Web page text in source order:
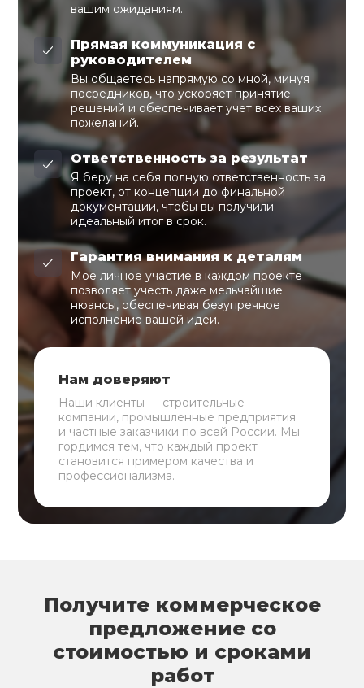
вашим ожиданиям.
Прямая коммуникация с
руководителем
Вы общаетесь напрямую со мной, минуя
посредников, что ускоряет принятие
решений и обеспечивает учет всех ваших
пожеланий.
Ответственность за результат
Я беру на себя полную ответственность за
проект, от концепции до финальной
документации, чтобы вы получили
идеальный итог в срок.
Гарантия внимания к деталям
Мое личное участие в каждом проекте
позволяет учесть даже мельчайшие
нюансы, обеспечивая безупречное
исполнение вашей идеи.
Нам доверяют
Наши клиенты — строительные
компании, промышленные предприятия
и частные заказчики по всей России. Мы
гордимся тем, что каждый проект
становится примером качества и
профессионализма.
Получите коммерческое
предложение со
стоимостью и сроками
работ